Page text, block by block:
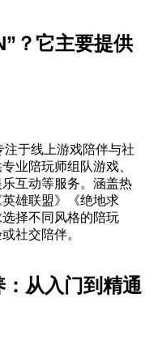
？它主要提供
注于线上游戏陪伴与社
业陪玩师组队游戏、
互动等服务。涵盖热
雄联盟》《绝地求
择不同风格的陪玩
社交陪伴。
：从入门到精通